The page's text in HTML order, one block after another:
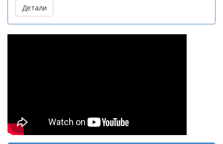
Детали